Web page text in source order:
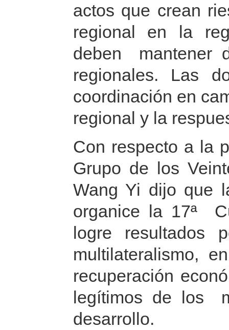
actos que crean
regional en la
deben mantener
regionales. Las
coordinación en
regional y la
Con respecto a la
Grupo de los
Wang Yi dijo que
organice la 17ª
logre resultados
multilateralismo,
recuperación
legítimos de los
desarrollo.